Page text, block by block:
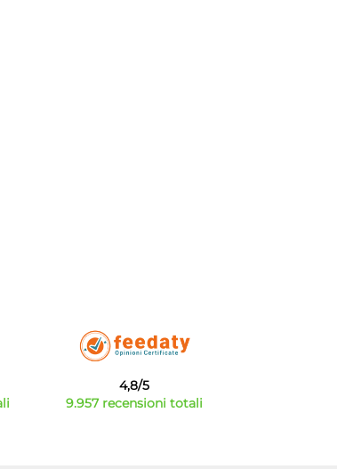
4,8/5
9.957 recensioni totali